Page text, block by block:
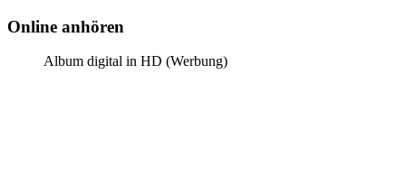
Online anhören
Album digital in HD (Werbung)